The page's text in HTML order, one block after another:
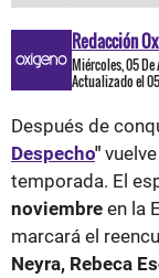
Redacción
Miércoles, 05 De
Actualizado el
Después de
Despecho "
temporada. El
noviembre
en la
marcará el
Neyra, Rebeca